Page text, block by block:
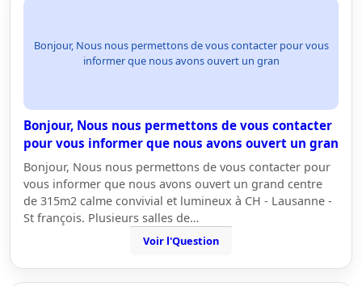
Bonjour, Nous nous permettons de vous contacter pour vous
informer que nous avons ouvert un gran
Bonjour, Nous nous permettons de vous contacter
pour vous informer que nous avons ouvert un gran
Bonjour, Nous nous permettons de vous contacter pour
vous informer que nous avons ouvert un grand centre
de 315m2 calme convivial et lumineux à CH - Lausanne -
St françois. Plusieurs salles de…
Voir l'Question